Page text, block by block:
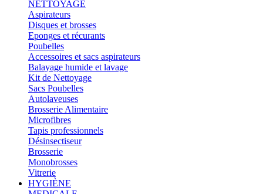
NETTOYAGE
Aspirateurs
Disques et brosses
Eponges et récurants
Poubelles
Accessoires et sacs aspirateurs
Balayage humide et lavage
Kit de Nettoyage
Sacs Poubelles
Autolaveuses
Brosserie Alimentaire
Microfibres
Tapis professionnels
Désinsectiseur
Brosserie
Monobrosses
Vitrerie
HYGIÈNE